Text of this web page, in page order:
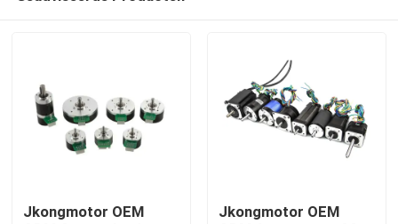
Jkongmotor OEM
Jkongmotor OEM